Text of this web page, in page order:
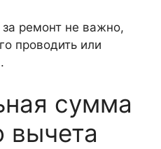
ремонт не важно,
проводить или
сумма
вычета